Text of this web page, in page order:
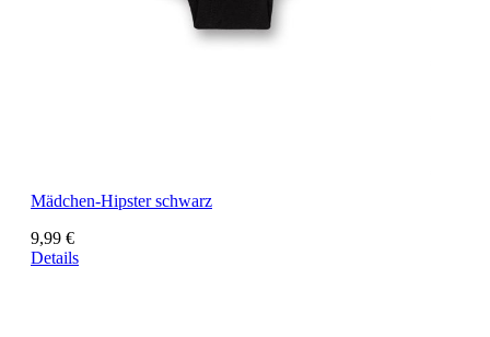
Mädchen-Hipster schwarz
9,99 €
Details